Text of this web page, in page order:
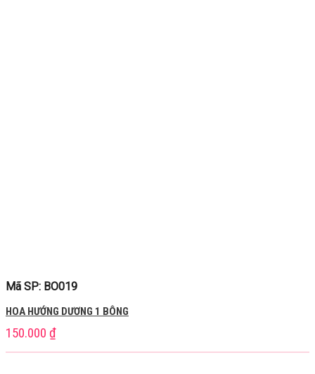
Mã SP: BO019
HOA HƯỚNG DƯƠNG 1 BÔNG
150.000 ₫